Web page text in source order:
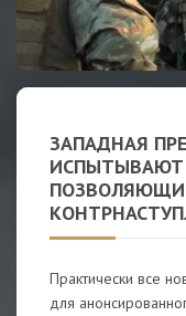
ЗАПАДНАЯ
ИСПЫТЫВАЮТ
Практически все
для